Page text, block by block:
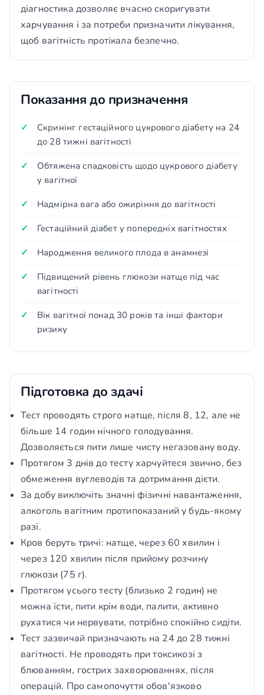
діагностика дозволяє вчасно скоригувати
харчування і за потреби призначити лікування,
щоб вагітність протікала безпечно.
Показання до призначення
Скринінг гестаційного цукрового діабету на 24
до 28 тижні вагітності
Обтяжена спадковість щодо цукрового діабету
у вагітної
Надмірна вага або ожиріння до вагітності
Гестаційний діабет у попередніх вагітностях
Народження великого плода в анамнезі
Підвищений рівень глюкози натще під час
вагітності
Вік вагітної понад 30 років та інші фактори
ризику
Підготовка до здачі
Тест проводять строго натще, після 8, 12, але не
більше 14 годин нічного голодування.
Дозволяється пити лише чисту негазовану воду.
Протягом 3 днів до тесту харчуйтеся звично, без
обмеження вуглеводів та дотримання дієти.
За добу виключіть значні фізичні навантаження,
алкоголь вагітним протипоказаний у будь-якому
разі.
Кров беруть тричі: натще, через 60 хвилин і
через 120 хвилин після прийому розчину
глюкози (75 г).
Протягом усього тесту (близько 2 годин) не
можна їсти, пити крім води, палити, активно
рухатися чи нервувати, потрібно спокійно сидіти.
Тест зазвичай призначають на 24 до 28 тижні
вагітності. Не проводять при токсикозі з
блюванням, гострих захворюваннях, після
операцій. Про самопочуття обов'язково